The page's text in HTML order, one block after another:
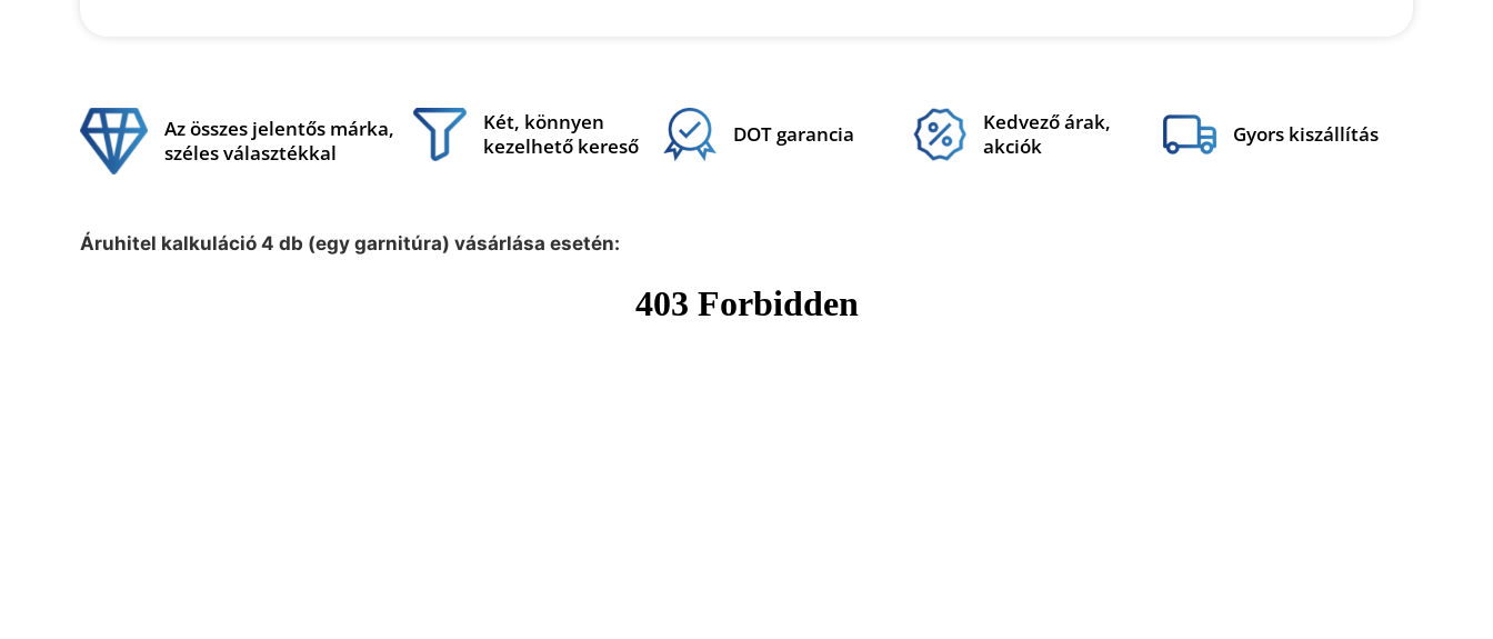
Az összes jelentős márka,
széles választékkal
Két, könnyen
kezelhető kereső
DOT garancia
Kedvező árak,
akciók
Gyors kiszállítás
Áruhitel kalkuláció 4 db (egy garnitúra) vásárlása esetén: